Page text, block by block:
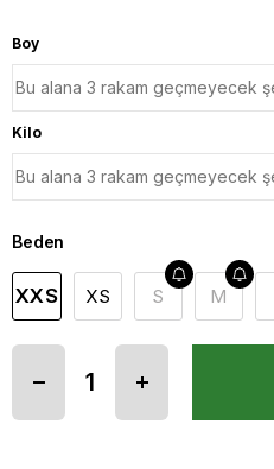
Boy
Kilo
Beden
XXS XS S M